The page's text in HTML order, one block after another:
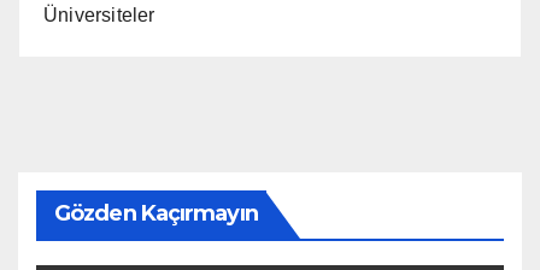
Üniversiteler
Gözden Kaçırmayın